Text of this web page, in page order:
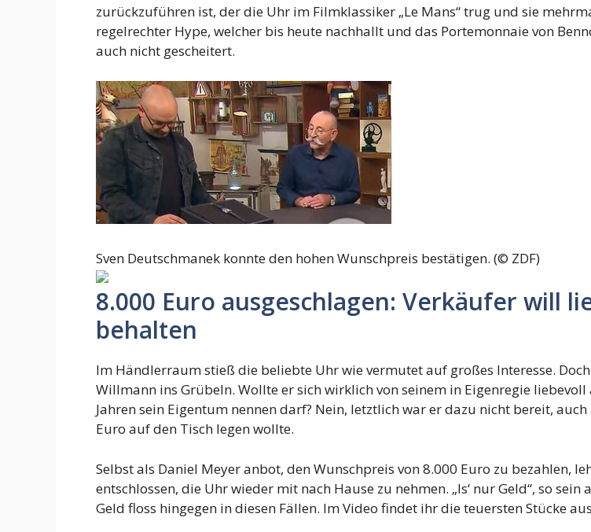
zurückzuführen ist, der die Uhr im Filmklassiker „Le Mans“ trug und sie
regelrechter Hype, welcher bis heute nachhallt und das Portemonnaie von
auch nicht gescheitert.
Sven Deutschmanek konnte den hohen Wunschpreis bestätigen. (© ZDF)
8.000 Euro ausgeschlagen: Verkäufer will
behalten
Im Händlerraum stieß die beliebte Uhr wie vermutet auf großes Interesse.
Willmann ins Grübeln. Wollte er sich wirklich von seinem in Eigenregie
Jahren sein Eigentum nennen darf? Nein, letztlich war er dazu nicht bereit,
Euro auf den Tisch legen wollte.
Selbst als Daniel Meyer anbot, den Wunschpreis von 8.000 Euro zu bezahlen,
entschlossen, die Uhr wieder mit nach Hause zu nehmen. „Is‘ nur Geld“, so
Geld floss hingegen in diesen Fällen. Im Video findet ihr die teuersten Stücke